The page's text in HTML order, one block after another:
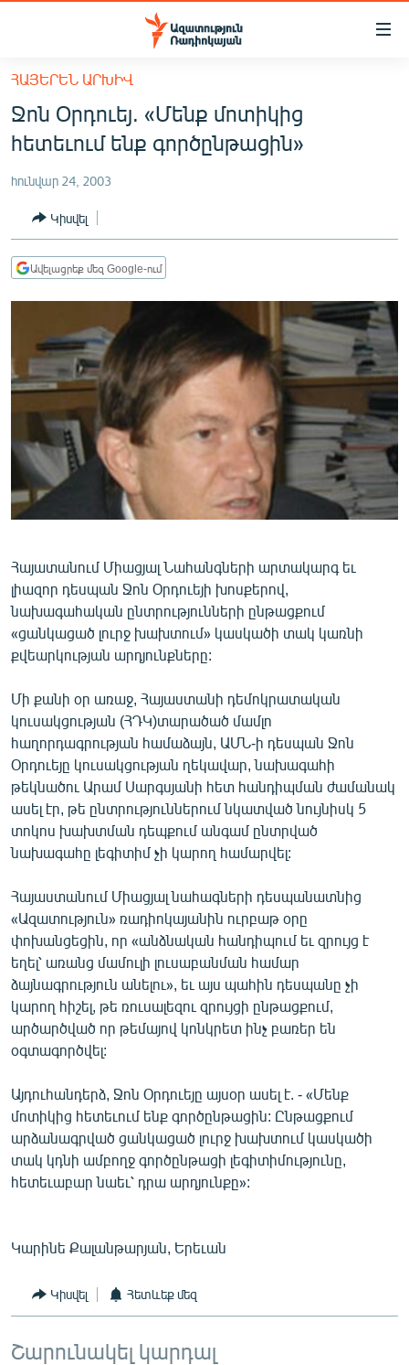
Մատչելիության
հիմնական
բովանդակությանը
Անցնել
հիմնական
մենյուին
ՀԱՅԱՍՏԱՆ
ԸՆՏՐՈՒԹՅՈՒՆՆԵՐ 2026
ԻՐԱՎՈՒՆՔ
ՀԱՍԱՐԱԿՈՒԹՅՈՒՆ
ՂԱՐԱԲԱՂ
ՊԱՏԵՐԱԶՄԻ 6 ՇԱԲԱԹՆԵՐԸ
ՏԱՐԱԾԱՇՐՋԱՆ
ՄԻՋԱԶԳԱՅԻՆ
ՄՇԱԿՈՒՅԹ
ՍՊՈՐՏ
ՄԵԿՆԱԲԱՆՈՒԹՅՈՒՆ
ԿՈՐՈՆԱՎԻՐՈՒՍ
ԱՐԽԻՎ
ՏԵՍԱՆՅՈՒԹԵՐ
ՁԳՏԵԼՈՎ ԼԱՎԱԳՈՒՅՆԻՆ
ՓՈԴՔԱՍԹ
Հայերեն
English
ՀԵՏԵՎԵՔ ՄԵԶ
«Ազատության» բոլոր կայքերը
ՀԱՅԵՐԵՆ ԱՐԽԻՎ
Ջոն Օրդուեյ. «Մենք մոտիկից
հետեւում ենք գործընթացին»
հունվար 24, 2003
Կիսվել
Ավելացրեք մեզ Google-ում
Հայատանում Միացյալ Նահանգների արտակարգ եւ
լիազոր դեսպան Ջոն Օրդուեյի խոսքերով,
նախագահական ընտրությունների ընթացքում
«ցանկացած լուրջ խախտում» կասկածի տակ կառնի
քվեարկության արդյունքները:
Մի քանի օր առաջ, Հայաստանի դեմոկրատական
կուսակցության (ՀԴԿ)տարածած մամլո
հաղորդագրության համաձայն, ԱՄՆ-ի դեսպան Ջոն
Օրդուեյը կուսակցության ղեկավար, նախագահի
թեկնածու Արամ Սարգսյանի հետ հանդիպման ժամանակ
ասել էր, թե ընտրություններում նկատված նույնիսկ 5
տոկոս խախտման դեպքում անգամ ընտրված
նախագահը լեգիտիմ չի կարող համարվել:
Հայաստանում Միացյալ նահագների դեսպանատնից
«Ազատություն» ռադիոկայանին ուրբաթ օրը
փոխանցեցին, որ «անձնական հանդիպում եւ զրույց է
եղել՝ առանց մամուլի լուսաբանման համար
ձայնագրություն անելու», եւ այս պահին դեսպանը չի
կարող հիշել, թե ռուսալեզու զրույցի ընթացքում,
արծարծված որ թեմայով կոնկրետ ինչ բառեր են
օգտագործվել:
Այդուհանդերձ, Ջոն Օրդուեյը այսօր ասել է. - «Մենք
մոտիկից հետեւում ենք գործընթացին: Ընթացքում
արձանագրված ցանկացած լուրջ խախտում կասկածի
տակ կդնի ամբողջ գործընթացի լեգիտիմությունը,
հետեւաբար նաեւ՝ դրա արդյունքը»:
Կարինե Քալանթարյան, Երեւան
Կիսվել Հետևեք մեզ
Շարունակել կարդալ